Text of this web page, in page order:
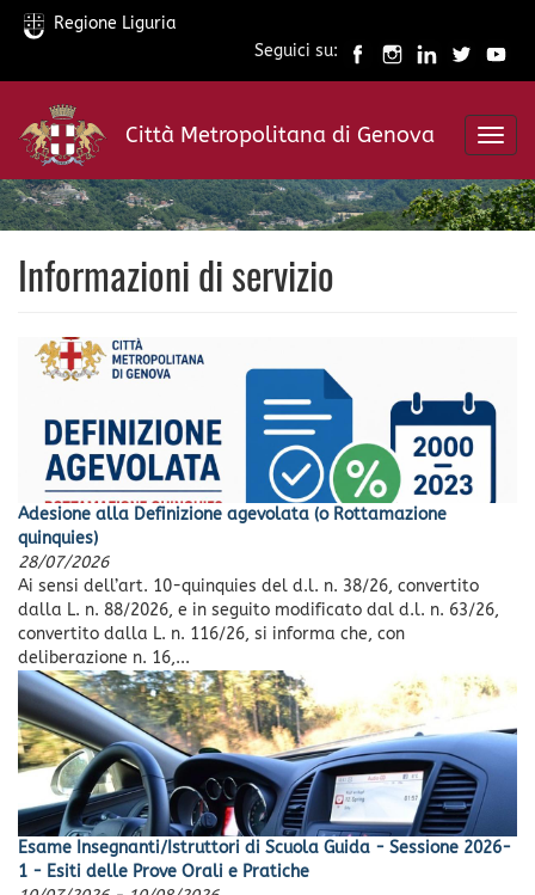
Salta
contenuto
principale
Regione Liguria
Seguici su:
Città Metropolitana di Genova
Informazioni di servizio
Adesione alla Definizione agevolata (o Rottamazione
quinquies)
28/07/2026
Ai sensi dell’art. 10-quinquies del d.l. n. 38/26, convertito
dalla L. n. 88/2026, e in seguito modificato dal d.l. n. 63/26,
convertito dalla L. n. 116/26, si informa che, con
deliberazione n. 16,...
Esame Insegnanti/Istruttori di Scuola Guida - Sessione 2026-
1 - Esiti delle Prove Orali e Pratiche